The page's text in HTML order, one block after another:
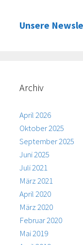
Unsere
Archiv
April 2026
Oktober 2025
September 2025
Juni 2025
Juli 2021
März 2021
April 2020
März 2020
Februar 2020
Mai 2019